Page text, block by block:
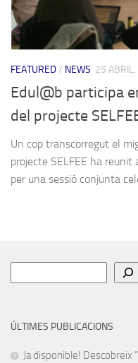
FEATURED/ NEWS 25
Edul@b participa
del projecte
Un cop transcorregut el
projecte SELFEE ha
per una sessió conjunta
ÚLTIMES PUBLICACIONS
Ja disponible! Descobreix